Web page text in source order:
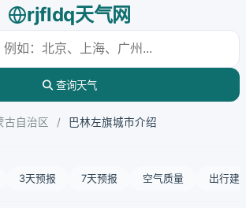
rjfldq天气网
查询天气
古自治区 / 巴林左旗城市介绍
3天预报 7天预报 空气质量 出行建